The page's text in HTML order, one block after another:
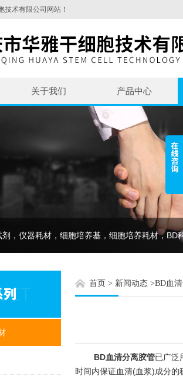
技术有限公司网站！
关于我们 产品中心
，仪器耗材，细胞培养基，细胞培养耗材，BD
首页 > 新闻动态 >BD血
BD血清分离胶管已广泛
时间内保证血清(血浆)成分的